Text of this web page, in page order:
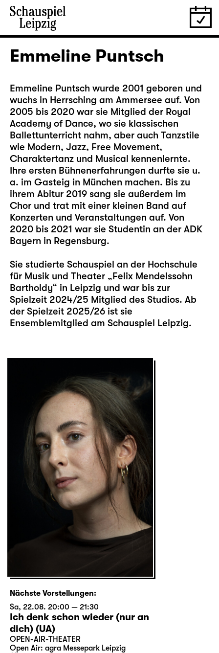
Emmeline Puntsch
Emmeline Puntsch wurde 2001 geboren und
wuchs in Herrsching am Ammersee auf. Von
2005 bis 2020 war sie Mitglied der Royal
Academy of Dance, wo sie klassischen
Ballettunterricht nahm, aber auch Tanzstile
wie Modern, Jazz, Free Movement,
Charaktertanz und Musical kennenlernte.
Ihre ersten Bühnenerfahrungen durfte sie u.
a. im Gasteig in München machen. Bis zu
ihrem Abitur 2019 sang sie außerdem im
Chor und trat mit einer kleinen Band auf
Konzerten und Veranstaltungen auf. Von
2020 bis 2021 war sie Studentin an der ADK
Bayern in Regensburg.
Sie studierte Schauspiel an der Hochschule
für Musik und Theater „Felix Mendelssohn
Bartholdy“ in Leipzig und war bis zur
Spielzeit 2024/25 Mitglied des Studios. Ab
der Spielzeit 2025/26 ist sie
Ensemblemitglied am Schauspiel Leipzig.
Nächste Vorstellungen:
Sa, 22.08. 20:00 — 21:30
Ich denk schon wieder (nur an
dich) (UA)
OPEN-AIR-THEATER
Open Air: agra Messepark Leipzig